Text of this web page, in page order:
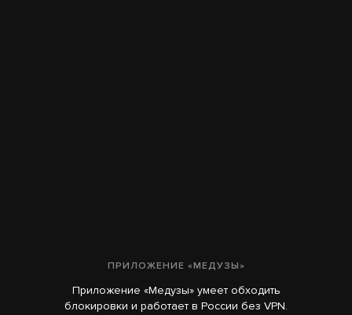
ПРИЛОЖЕНИЕ «МЕДУЗЫ»
Приложение «Медузы» умеет обходить
блокировки и работает в России без VPN.